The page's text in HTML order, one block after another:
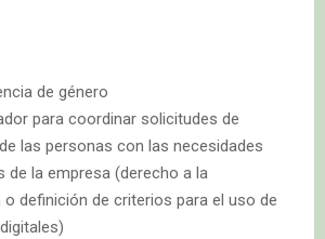
de género
para coordinar solicitudes de
las personas con las necesidades
de la empresa (derecho a la
definición de criterios para el uso de